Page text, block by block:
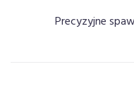
Precyzyjne